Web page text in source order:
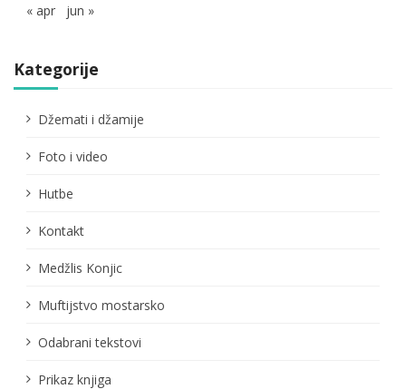
« apr jun »
Kategorije
Džemati i džamije
Foto i video
Hutbe
Kontakt
Medžlis Konjic
Muftijstvo mostarsko
Odabrani tekstovi
Prikaz knjiga